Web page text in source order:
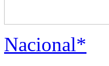
Nacional*